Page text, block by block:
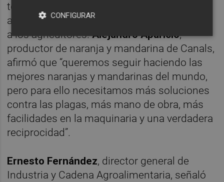
terceros —sobre todo Sudáfrica, Egipto y
ahora Mercosur— que afecta especialmente
a los agricultores.Alejandro Aparicio,
productor de naranja y mandarina de Canals,
afirmó que “queremos seguir haciendo las
mejores naranjas y mandarinas del mundo,
pero para ello necesitamos más soluciones
contra las plagas, más mano de obra, más
facilidades en la maquinaria y una verdadera
reciprocidad”.
Ernesto Fernández, director general de
Industria y Cadena Agroalimentaria, señaló
CONFIGURAR